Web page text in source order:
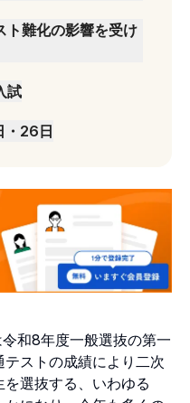
ト難化の影響を受け
試
・26日
和8年度一般選抜の第一
ストの成績により二次
選抜する、いわゆる